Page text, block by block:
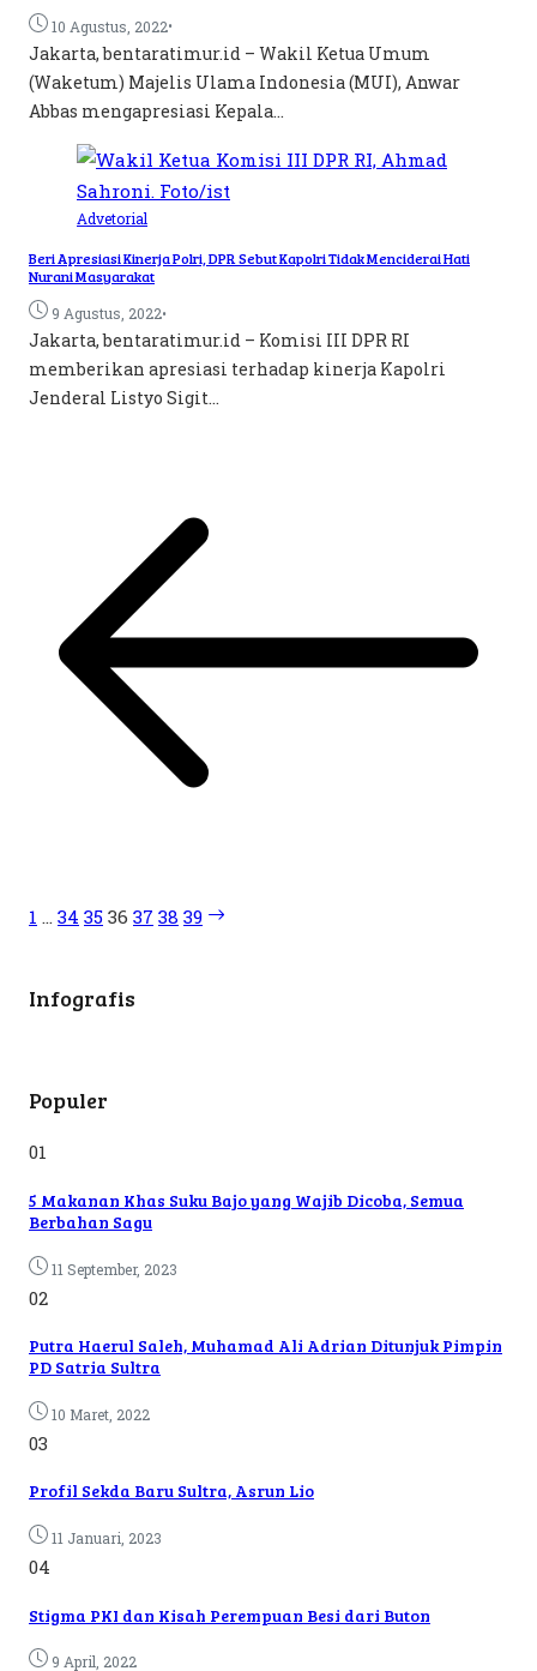
10 Agustus, 2022•
Jakarta, bentaratimur.id – Wakil Ketua Umum
(Waketum) Majelis Ulama Indonesia (MUI), Anwar
Abbas mengapresiasi Kepala...
Advetorial
Beri Apresiasi Kinerja Polri, DPR Sebut Kapolri Tidak Menciderai Hati
Nurani Masyarakat
9 Agustus, 2022•
Jakarta, bentaratimur.id – Komisi III DPR RI
memberikan apresiasi terhadap kinerja Kapolri
Jenderal Listyo Sigit...
1 … 34 35 36 37 38 39
Infografis
Populer
01
5 Makanan Khas Suku Bajo yang Wajib Dicoba, Semua
Berbahan Sagu
11 September, 2023
02
Putra Haerul Saleh, Muhamad Ali Adrian Ditunjuk Pimpin
PD Satria Sultra
10 Maret, 2022
03
Profil Sekda Baru Sultra, Asrun Lio
11 Januari, 2023
04
Stigma PKI dan Kisah Perempuan Besi dari Buton
9 April, 2022